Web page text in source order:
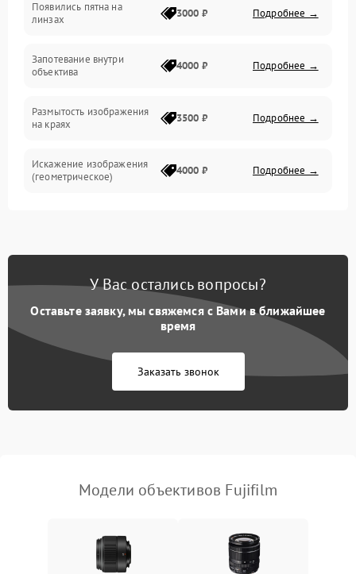
Появились пятна на
линзах
3000 ₽ Подробнее →
Запотевание внутри
объектива
4000 ₽ Подробнее →
Размытость изображения
на краях
3500 ₽ Подробнее →
Искажение изображения
(геометрическое)
4000 ₽ Подробнее →
при всех фокусных
4500 ₽ Подробнее →
У Вас остались вопросы?
Оставьте заявку, мы свяжемся с Вами в ближайшее
время
Заказать звонок
Модели объективов Fujifilm